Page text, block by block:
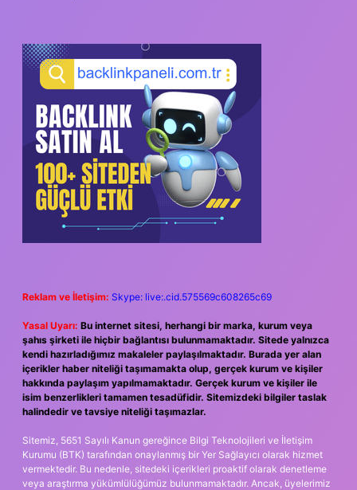
Reklam ve İletişim: Skype: live:.cid.575569c608265c69
Yasal Uyarı: Bu internet sitesi, herhangi bir marka, kurum veya
şahıs şirketi ile hiçbir bağlantısı bulunmamaktadır. Sitede yalnızca
kendi hazırladığımız makaleler paylaşılmaktadır. Burada yer alan
içerikler haber niteliği taşımamakta olup, gerçek kurum ve kişiler
hakkında paylaşım yapılmamaktadır. Gerçek kurum ve kişiler ile
isim benzerlikleri tamamen tesadüfidir. Sitemizdeki bilgiler taslak
halindedir ve tavsiye niteliği taşımazlar.
Sitemiz, 5651 Sayılı Kanun gereğince Bilgi Teknolojileri ve İletişim
Kurumu (BTK) tarafından onaylanmış bir Yer Sağlayıcı olarak hizmet
vermektedir. Bu nedenle, sitedeki içerikleri proaktif olarak denetleme
veya araştırma yükümlülüğümüz bulunmamaktadır. Ancak, üyelerimiz